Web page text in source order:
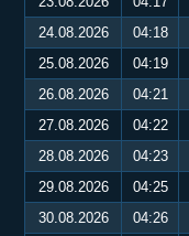
24.08.2026
04:18
25.08.2026
04:19
26.08.2026
04:21
27.08.2026
04:22
28.08.2026
04:23
29.08.2026
04:25
30.08.2026
04:26